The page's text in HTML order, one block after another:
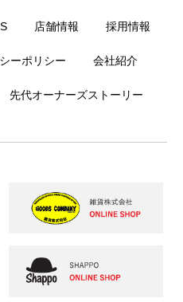
店舗情報 採用情報
ーポリシー 会社紹介
先代オーナーズストーリー